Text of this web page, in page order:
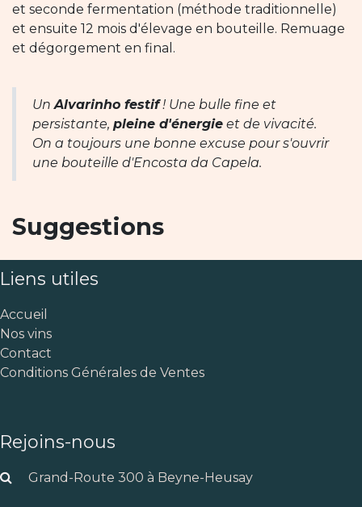
et seconde fermentation (méthode traditionnelle)
et ensuite 12 mois d'élevage en bouteille. Remuage
et dégorgement en final.
UnAlvarinho festif! Une bulle fine et
persistante, pleine d'énergie et de vivacité.
On a toujours une bonne excuse pour s'ouvrir
une bouteille d'Encosta da Capela.
Suggestions
Liens utiles
Accueil
Nos vins
Contact
Conditions Générales de Ventes
Rejoins-nous
Grand-Route 300 à Beyne-Heusay